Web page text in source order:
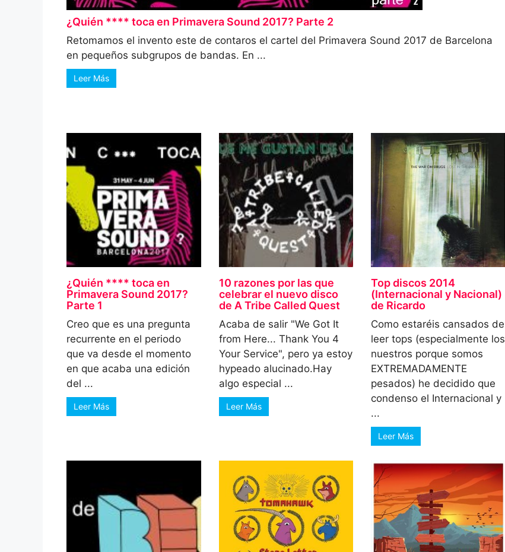
¿Quién **** toca en Primavera Sound 2017? Parte 2
Retomamos el invento este de contaros el cartel del Primavera Sound 2017 de Barcelona
en pequeños subgrupos de bandas. En ...
Leer Más
¿Quién **** toca en
Primavera Sound 2017?
Parte 1
Creo que es una pregunta
recurrente en el periodo
que va desde el momento
en que acaba una edición
del ...
Leer Más
10 razones por las que
celebrar el nuevo disco
de A Tribe Called Quest
Acaba de salir "We Got It
from Here... Thank You 4
Your Service", pero ya estoy
hypeado alucinado.Hay
algo especial ...
Leer Más
Top discos 2014
(Internacional y Nacional)
de Ricardo
Como estaréis cansados de
leer tops (especialmente los
nuestros porque somos
EXTREMADAMENTE
pesados) he decidido que
condenso el Internacional y
...
Leer Más